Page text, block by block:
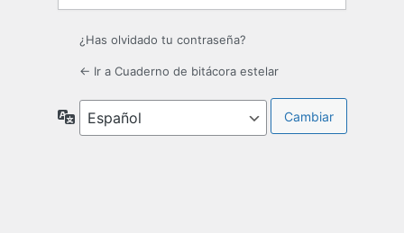
¿Has olvidado tu contraseña?
← Ir a Cuaderno de bitácora estelar
Idioma